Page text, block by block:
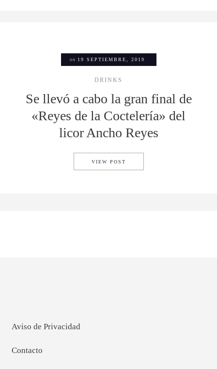
on 19 SEPTIEMBRE, 2019
DRINKS
Se llevó a cabo la gran final de
«Reyes de la Coctelería» del
licor Ancho Reyes
VIEW POST
Aviso de Privacidad
Contacto